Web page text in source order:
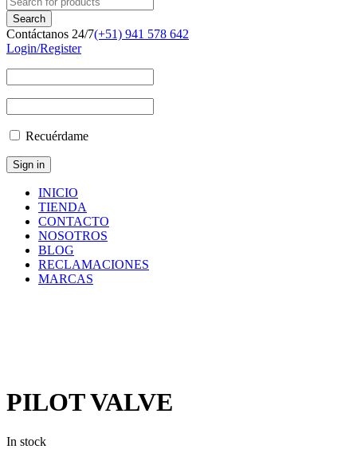
Contáctanos 24/7(+51) 941 578 642
Login/Register
Recuérdame
INICIO
TIENDA
CONTACTO
NOSOTROS
BLOG
RECLAMACIONES
MARCAS
PILOT VALVE
In stock